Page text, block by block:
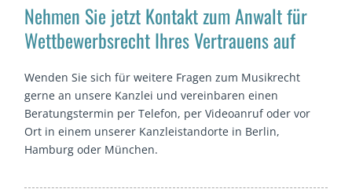
Nehmen Sie jetzt Kontakt zum Anwalt für
Wettbewerbsrecht Ihres Vertrauens auf
Wenden Sie sich für weitere Fragen zum Musikrecht
gerne an unsere Kanzlei und vereinbaren einen
Beratungstermin per Telefon, per Videoanruf oder vor
Ort in einem unserer Kanzleistandorte in Berlin,
Hamburg oder München.